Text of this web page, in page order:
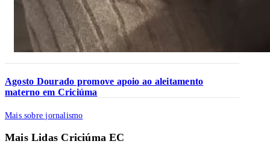
Agosto Dourado promove apoio ao aleitamento
materno em Criciúma
Mais sobre jornalismo
Mais Lidas Criciúma EC